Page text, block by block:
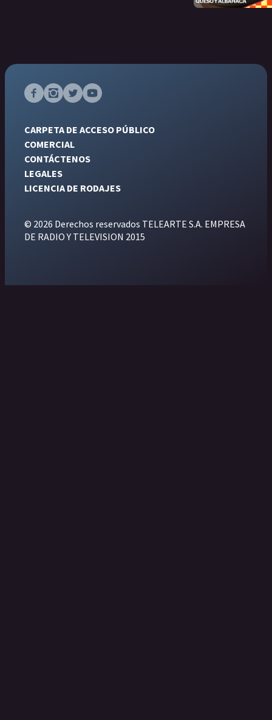
CARPETA DE ACCESO PÚBLICO
COMERCIAL
CONTÁCTENOS
LEGALES
LICENCIA DE RODAJES
© 2026 Derechos reservados TELEARTE S.A. EMPRESA
DE RADIO Y TELEVISION 2015